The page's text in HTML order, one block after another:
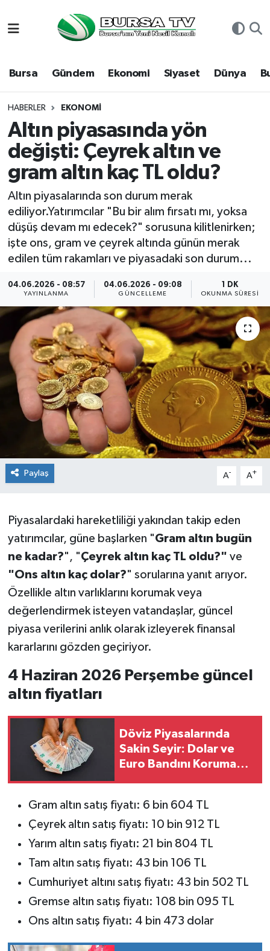
Bursa Gündem Ekonomi Siyaset Dünya
HABERLER EKONOMI
Altın piyasasında yön
değişti: Çeyrek altın ve
gram altın kaç TL oldu?
Altın piyasalarında son durum merak
ediliyor.Yatırımcılar "Bu bir alım fırsatı mı, yoksa
düşüş devam mı edecek?" sorusuna kilitlenirken;
işte ons, gram ve çeyrek altında günün merak
edilen tüm rakamları ve piyasadaki son durum...
04.06.2026 - 08:57
YAYINLANMA
04.06.2026 - 09:08
GÜNCELLEME
1 DK
OKUNMA SÜRESI
Paylaş A- A+
Piyasalardaki hareketliliği yakından takip eden
yatırımcılar, güne başlarken "Gram altın bugün
ne kadar?", "Çeyrek altın kaç TL oldu?" ve
"Ons altın kaç dolar?" sorularına yanıt arıyor.
Özellikle altın varlıklarını korumak veya
değerlendirmek isteyen vatandaşlar, güncel
piyasa verilerini anlık olarak izleyerek finansal
kararlarını gözden geçiriyor.
4 Haziran 2026 Perşembe güncel
altın fiyatları
Döviz Piyasalarında
Sakin Seyir: Dolar ve
Euro Bandını Korumaya
Gram altın satış fiyatı: 6 bin 604 TL
Çeyrek altın satış fiyatı: 10 bin 912 TL
Yarım altın satış fiyatı: 21 bin 804 TL
Tam altın satış fiyatı: 43 bin 106 TL
Cumhuriyet altını satış fiyatı: 43 bin 502 TL
Gremse altın satış fiyatı: 108 bin 095 TL
Ons altın satış fiyatı: 4 bin 473 dolar
Bursa
Dünya
Eğitim
Ekonomi
Genel
Gündem
Magazin
Sağlık
Siyaset
Spor
Teknoloji
Türkiye
Hava Durumu
Namaz Vakitleri
Trafik Durumu
Süper Lig Puan Durumu ve Fikstür
Tüm Manşetler
Son Dakika Haberleri
Haber Arşivi